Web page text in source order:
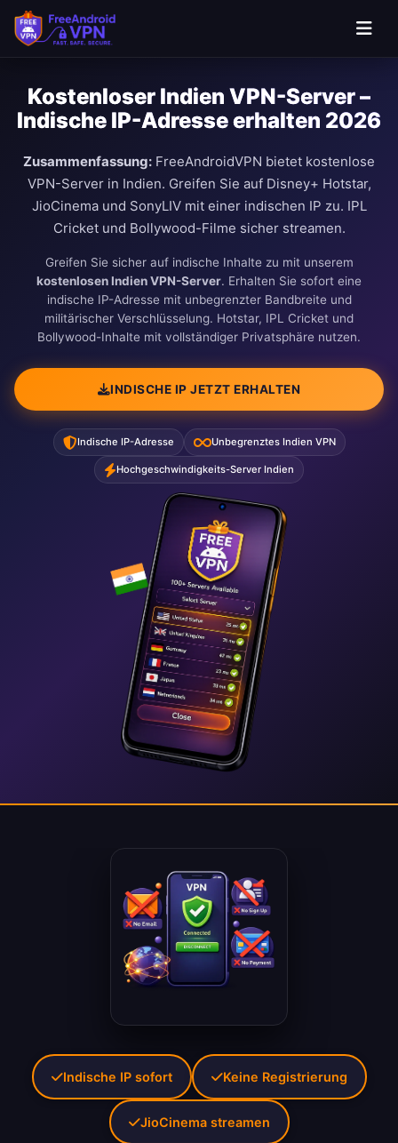
Kostenloser Indien VPN-Server –
Indische IP-Adresse erhalten 2026
Zusammenfassung: FreeAndroidVPN bietet kostenlose
VPN-Server in Indien. Greifen Sie auf Disney+ Hotstar,
JioCinema und SonyLIV mit einer indischen IP zu. IPL
Cricket und Bollywood-Filme sicher streamen.
Greifen Sie sicher auf indische Inhalte zu mit unserem
kostenlosen Indien VPN-Server. Erhalten Sie sofort eine
indische IP-Adresse mit unbegrenzter Bandbreite und
militärischer Verschlüsselung. Hotstar, IPL Cricket und
Bollywood-Inhalte mit vollständiger Privatsphäre nutzen.
INDISCHE IP JETZT ERHALTEN
Indische IP-Adresse Unbegrenztes Indien VPN
Hochgeschwindigkeits-Server Indien
Indische IP sofort Keine Registrierung
JioCinema streamen